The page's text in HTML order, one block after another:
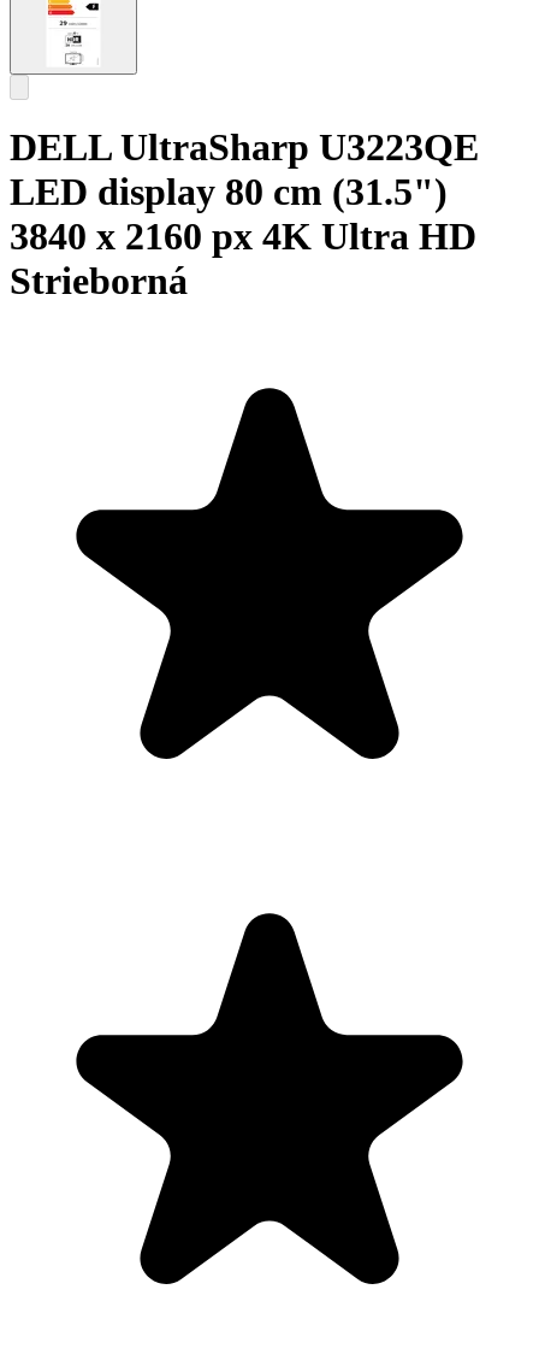
DELL UltraSharp U3223QE
LED display 80 cm (31.5")
3840 x 2160 px 4K Ultra HD
Strieborná